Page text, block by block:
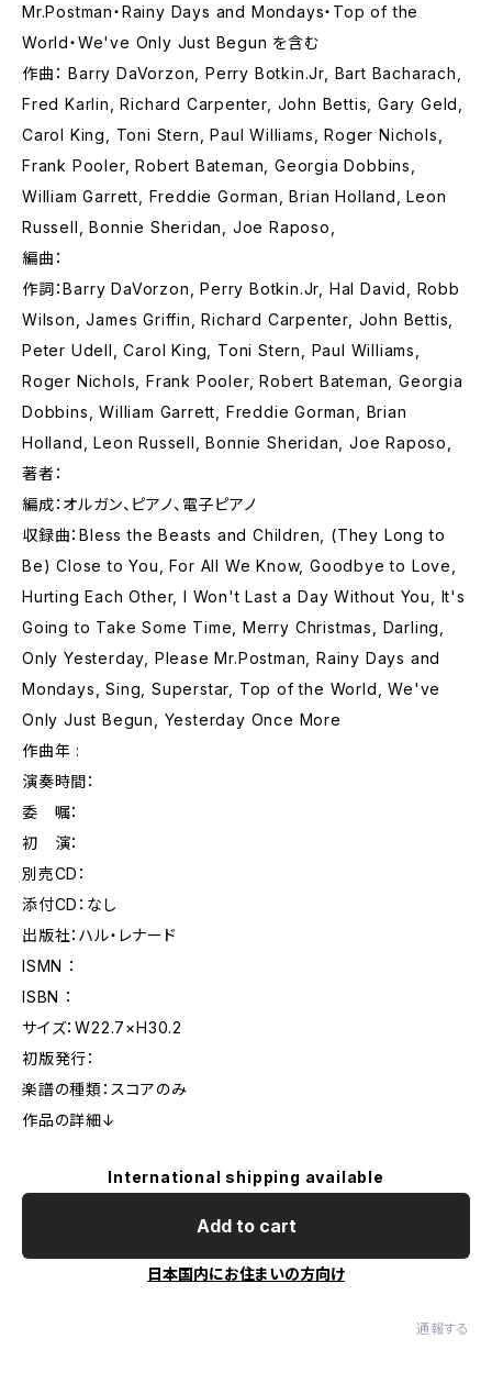
Mr.Postman・Rainy Days and Mondays・Top of the
World・We've Only Just Begun を含む
作曲： Barry DaVorzon, Perry Botkin.Jr, Bart Bacharach,
Fred Karlin, Richard Carpenter, John Bettis, Gary Geld,
Carol King, Toni Stern, Paul Williams, Roger Nichols,
Frank Pooler, Robert Bateman, Georgia Dobbins,
William Garrett, Freddie Gorman, Brian Holland, Leon
Russell, Bonnie Sheridan, Joe Raposo,
編曲：
作詞：Barry DaVorzon, Perry Botkin.Jr, Hal David, Robb
Wilson, James Griffin, Richard Carpenter, John Bettis,
Peter Udell, Carol King, Toni Stern, Paul Williams,
Roger Nichols, Frank Pooler, Robert Bateman, Georgia
Dobbins, William Garrett, Freddie Gorman, Brian
Holland, Leon Russell, Bonnie Sheridan, Joe Raposo,
著者：
編成：オルガン、ピアノ、電子ピアノ
収録曲：Bless the Beasts and Children, (They Long to
Be) Close to You, For All We Know, Goodbye to Love,
Hurting Each Other, I Won't Last a Day Without You, It's
Going to Take Some Time, Merry Christmas, Darling,
Only Yesterday, Please Mr.Postman, Rainy Days and
Mondays, Sing, Superstar, Top of the World, We've
Only Just Begun, Yesterday Once More
作曲年 :
演奏時間：
委 嘱：
初 演：
別売CD：
添付CD：なし
出版社：ハル・レナード
ISMN ：
ISBN ：
サイズ：W22.7×H30.2
初版発行：
楽譜の種類：スコアのみ
作品の詳細↓
International shipping available
Add to cart
日本国内にお住まいの方向け
通報する